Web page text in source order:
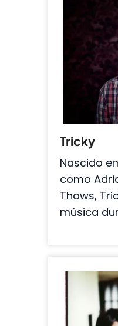
Tricky
Nascido
como
Thaws,
música